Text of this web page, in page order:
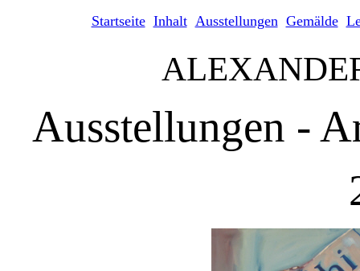
Startseite Inhalt Ausstellungen Gemälde
Ausstellungen -